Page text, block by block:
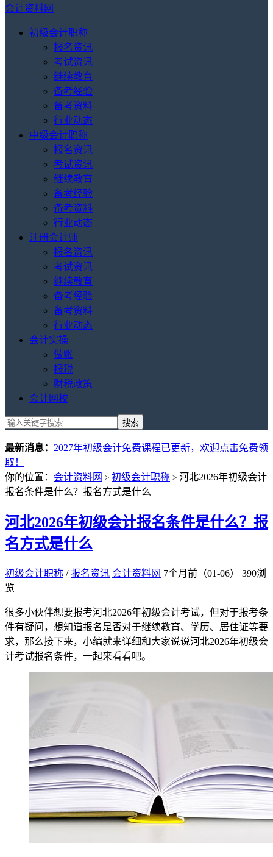
会计资料网
初级会计职称
报名资讯
考试资讯
继续教育
备考经验
备考资料
行业动态
中级会计职称
报名资讯
考试资讯
继续教育
备考经验
备考资料
行业动态
注册会计师
报名资讯
考试资讯
继续教育
备考经验
备考资料
行业动态
会计实操
做账
报税
财税政策
会计网校
最新消息： 2027年初级会计免费课程已更新，欢迎点击免费领
取！
你的位置： 会计资料网 > 初级会计职称 > 河北2026年初级会计
报名条件是什么？报名方式是什么
河北2026年初级会计报名条件是什么？报
名方式是什么
初级会计职称 /报名资讯 会计资料网 7个月前（01-06）
390浏
览
很多小伙伴想要报考河北2026年初级会计考试，但对于报考条
件有疑问，想知道报名是否对于继续教育、学历、居住证等要
求，那么接下来，小编就来详细和大家说说河北2026年初级会
计考试报名条件，一起来看看吧。